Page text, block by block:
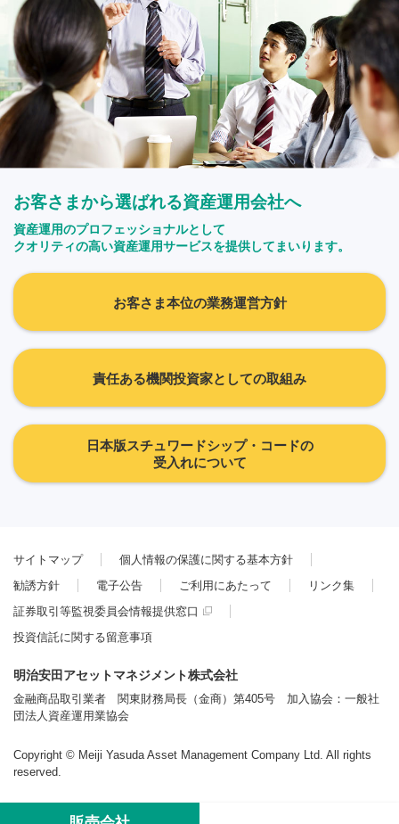
お客さまから選ばれる資産運用会社へ
資産運用のプロフェッショナルとして
クオリティの高い資産運用サービスを提供してまいります。
お客さま本位の業務運営方針
責任ある機関投資家としての取組み
日本版スチュワードシップ・コードの
受入れについて
サイトマップ
個人情報の保護に関する基本方針
勧誘方針
電子公告 ご利用にあたって
リンク集
証券取引等監視委員会情報提供窓口
投資信託に関する留意事項
明治安田アセットマネジメント株式会社
金融商品取引業者 関東財務局長（金商）第405号 加入協会：一般社
団法人資産運用業協会
Copyright © Meiji Yasuda Asset Management Company Ltd. All rights
reserved.